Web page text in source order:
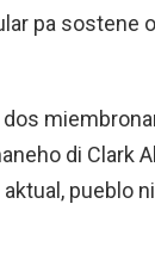
pa sostene
di Clark
pueblo